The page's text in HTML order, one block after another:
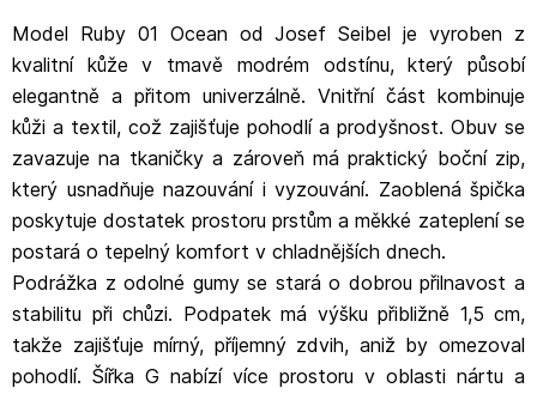
Model Ruby 01 Ocean od Josef Seibel je vyroben z
kvalitní kůže v tmavě modrém odstínu, který působí
elegantně a přitom univerzálně. Vnitřní část kombinuje
kůži a textil, což zajišťuje pohodlí a prodyšnost. Obuv se
zavazuje na tkaničky a zároveň má praktický boční zip,
který usnadňuje nazouvání i vyzouvání. Zaoblená špička
poskytuje dostatek prostoru prstům a měkké zateplení se
postará o tepelný komfort v chladnějších dnech.
Podrážka z odolné gumy se stará o dobrou přilnavost a
stabilitu při chůzi. Podpatek má výšku přibližně 1,5 cm,
takže zajišťuje mírný, příjemný zdvih, aniž by omezoval
pohodlí. Šířka G nabízí více prostoru v oblasti nártu a